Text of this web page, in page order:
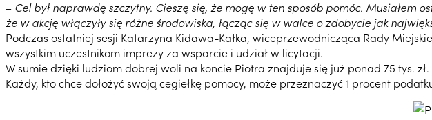
– Cel był naprawdę szczytny. Cieszę się, że mogę w ten sposób pomóc. Musiałem
że w akcję włączyły się różne środowiska, łącząc się w walce o zdobycie jak
Podczas ostatniej sesji Katarzyna Kidawa-Kałka, wiceprzewodnicząca Rady
wszystkim uczestnikom imprezy za wsparcie i udział w licytacji.
W sumie dzięki ludziom dobrej woli na koncie Piotra znajduje się już ponad 75 tys. zł.
Każdy, kto chce dołożyć swoją cegiełkę pomocy, może przeznaczyć 1 procent